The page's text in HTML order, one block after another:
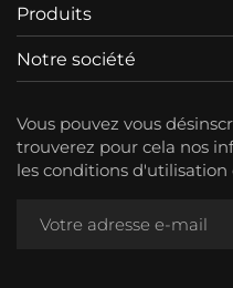
Produits
Notre société
Vous pouvez vous
trouverez pour cela nos
les conditions d'utilisation